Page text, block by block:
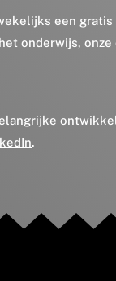
een
onderwijs,
.